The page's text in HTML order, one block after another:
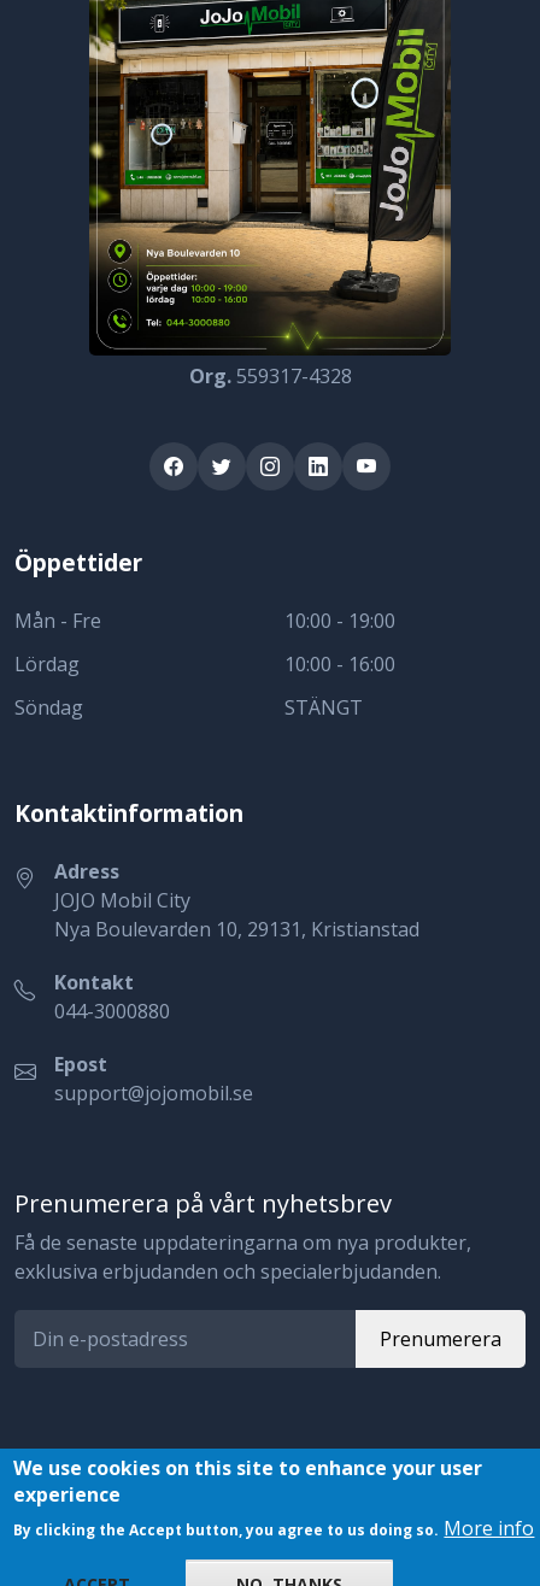
Org.559317-4328
Öppettider
Mån - Fre
Lördag
Söndag
10:00 - 19:00
10:00 - 16:00
STÄNGT
Kontaktinformation
Adress
JOJO Mobil City
Nya Boulevarden 10, 29131, Kristianstad
Kontakt
044-3000880
Epost
support@jojomobil.se
Prenumerera på vårt nyhetsbrev
Få de senaste uppdateringarna om nya produkter,
exklusiva erbjudanden och specialerbjudanden.
Prenumerera
© 2023 JojoMobil. All rights reserved.
We use cookies on this site to enhance your user
experience
By clicking the Accept button, you agree to us doing so. More info